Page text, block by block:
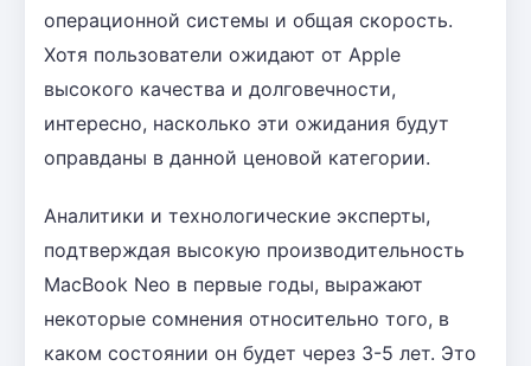
операционной системы и общая скорость.
Хотя пользователи ожидают от Apple
высокого качества и долговечности,
интересно, насколько эти ожидания будут
оправданы в данной ценовой категории.
Аналитики и технологические эксперты,
подтверждая высокую производительность
MacBook Neo в первые годы, выражают
некоторые сомнения относительно того, в
каком состоянии он будет через 3-5 лет. Это